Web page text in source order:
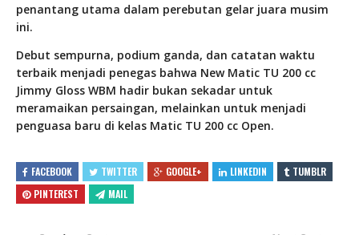
penantang utama dalam perebutan gelar juara musim
ini.
Debut sempurna, podium ganda, dan catatan waktu
terbaik menjadi penegas bahwa New Matic TU 200 cc
Jimmy Gloss WBM hadir bukan sekadar untuk
meramaikan persaingan, melainkan untuk menjadi
penguasa baru di kelas Matic TU 200 cc Open.
FACEBOOK TWITTER GOOGLE+ LINKEDIN
TUMBLR
PINTEREST
MAIL